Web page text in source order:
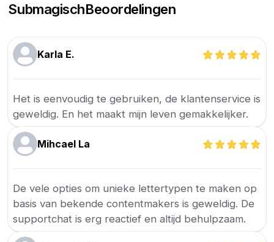
SubmagischBeoordelingen
Karla E.
Het is eenvoudig te gebruiken, de klantenservice is
geweldig. En het maakt mijn leven gemakkelijker.
Mihcael La
De vele opties om unieke lettertypen te maken op
basis van bekende contentmakers is geweldig. De
supportchat is erg reactief en altijd behulpzaam.